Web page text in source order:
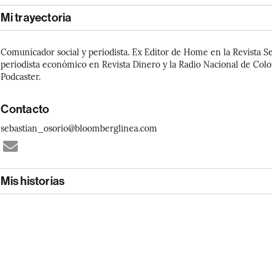
Mi trayectoria
Comunicador social y periodista. Ex Editor de Home en la Revista
periodista económico en Revista Dinero y la Radio Nacional de
Podcaster.
Contacto
sebastian_osorio@bloomberglinea.com
Mis historias